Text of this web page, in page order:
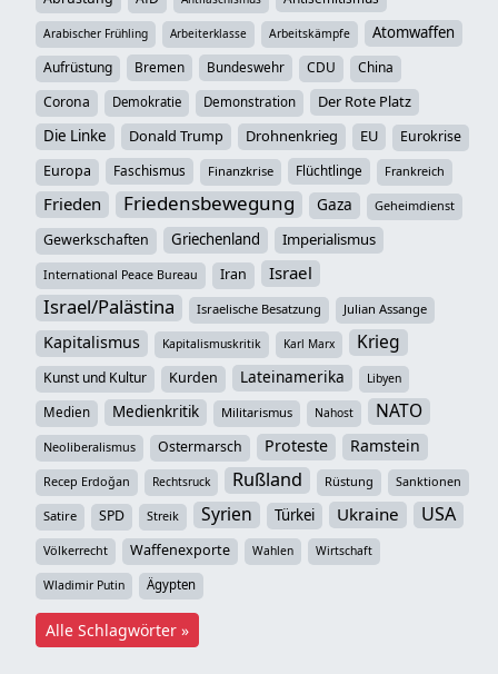
Arabischer Frühling Arbeiterklasse Arbeitskämpfe Atomwaffen
Aufrüstung Bremen Bundeswehr CDU
China
Corona
Demokratie Demonstration
Der Rote Platz
Die Linke
Donald Trump Drohnenkrieg EU
Eurokrise
Europa
Faschismus Finanzkrise Flüchtlinge Frankreich
Frieden Friedensbewegung Gaza Geheimdienst
Gewerkschaften Griechenland Imperialismus
International Peace Bureau Iran Israel
Israel/Palästina Israelische Besatzung Julian Assange
Kapitalismus Kapitalismuskritik Karl Marx Krieg
Kunst und Kultur Kurden Lateinamerika Libyen
Medien Medienkritik Militarismus Nahost NATO
Neoliberalismus Ostermarsch Proteste Ramstein
Recep Erdoğan Rechtsruck Rußland Rüstung Sanktionen
Satire SPD Streik Syrien Türkei Ukraine USA
Völkerrecht Waffenexporte Wahlen Wirtschaft
Wladimir Putin Ägypten
Alle Schlagwörter »